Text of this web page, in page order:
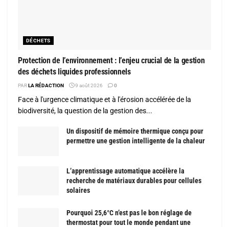
DÉCHETS
Protection de l’environnement : l’enjeu crucial de la gestion
des déchets liquides professionnels
PAR LA RÉDACTION 9 août 2026 0
Face à l'urgence climatique et à l'érosion accélérée de la
biodiversité, la question de la gestion des...
Un dispositif de mémoire thermique conçu pour
permettre une gestion intelligente de la chaleur
L’apprentissage automatique accélère la
recherche de matériaux durables pour cellules
solaires
Pourquoi 25,6°C n’est pas le bon réglage de
thermostat pour tout le monde pendant une